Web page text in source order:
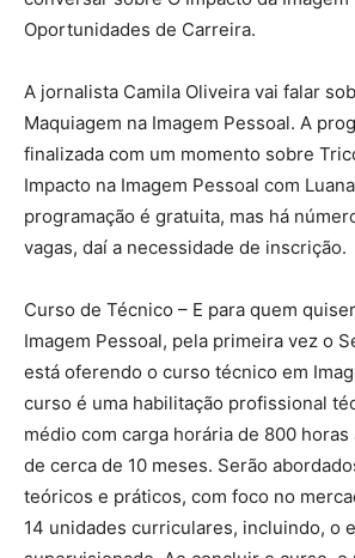
Oportunidades de Carreira.
A jornalista Camila Oliveira vai falar
Maquiagem na Imagem Pessoal. A
finalizada com um momento sobre
Impacto na Imagem Pessoal com
programação é gratuita, mas há
vagas, daí a necessidade de inscrição.
Curso de Técnico – E para quem
Imagem Pessoal, pela primeira vez o
está oferendo o curso técnico em
curso é uma habilitação profissional
médio com carga horária de 800 horas
de cerca de 10 meses. Serão
teóricos e práticos, com foco no
14 unidades curriculares, incluindo, o